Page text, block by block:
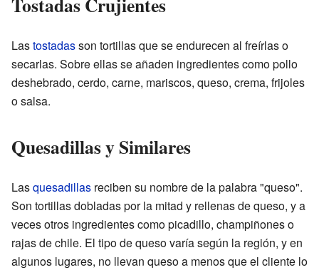
Lastostadasson tortillas que se endurecen al freírlas o
secarlas. Sobre ellas se añaden ingredientes como pollo
deshebrado, cerdo, carne, mariscos, queso, crema, frijoles
o salsa.
Quesadillas y Similares
Lasquesadillas reciben su nombre de la palabra "queso".
Son tortillas dobladas por la mitad y rellenas de queso, y a
veces otros ingredientes como picadillo, champiñones o
rajas de chile. El tipo de queso varía según la región, y en
algunos lugares, no llevan queso a menos que el cliente lo